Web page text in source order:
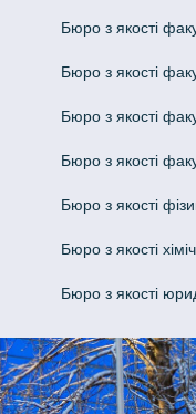
Бюро з якості
Бюро з якості
Бюро з якості
Бюро з якості
Бюро з якості
Бюро з якості
Бюро з якості